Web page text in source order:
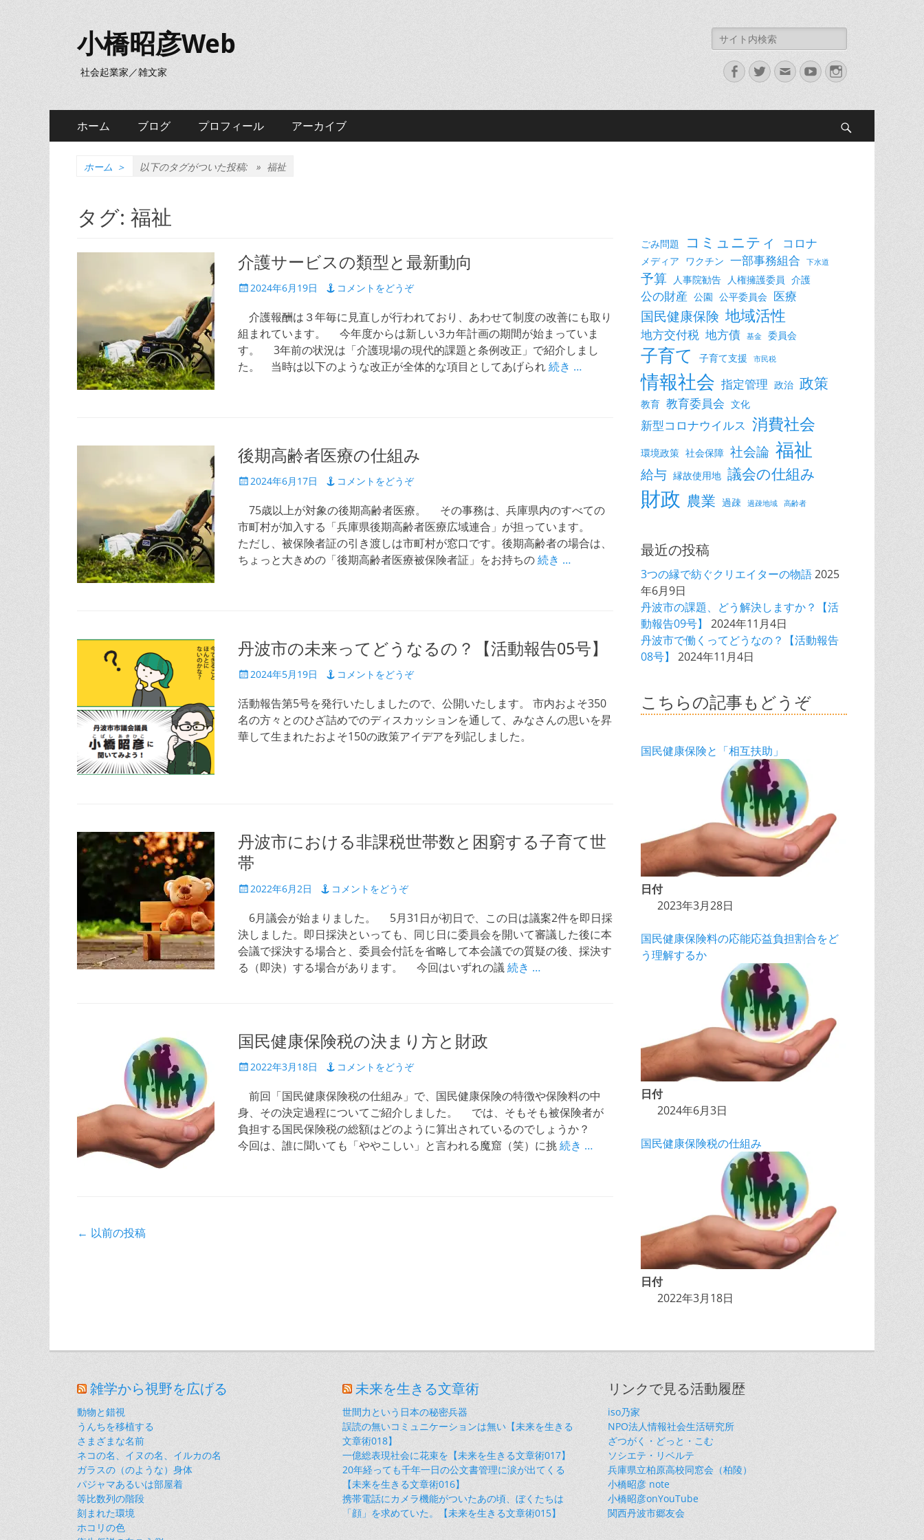
小橋昭彦Web
社会起業家／雑文家
検
索:
Facebook
Twitter
メ
ー
YouTubeInstagram
メ
イ
ニ
ホーム ブログ プロフィール アーカイブ
ホーム ＞ 以下のタグがついた投稿: » 福祉
タグ: 福祉
介護サービスの類型と最新動向
投 2024年6月19日 コメントをどうぞ
介護報酬は３年毎に見直しが行われており、あわせて制度の改善にも取り
組まれています。 今年度からは新しい3カ年計画の期間が始まっていま
す。 3年前の状況は「介護現場の現代的課題と条例改正」で紹介しまし
た。 当時は以下のような改正が全体的な項目としてあげられ続き …
後期高齢者医療の仕組み
投 2024年6月17日 コメントをどうぞ
75歳以上が対象の後期高齢者医療。 その事務は、兵庫県内のすべての
市町村が加入する「兵庫県後期高齢者医療広域連合」が担っています。
ただし、被保険者証の引き渡しは市町村が窓口です。後期高齢者の場合は、
ちょっと大きめの「後期高齢者医療被保険者証」をお持ちの続き …
丹波市の未来ってどうなるの？【活動報告05号】
投
日
2024年5月19日 コメントをどうぞ
活動報告第5号を発行いたしましたので、公開いたします。 市内およそ350
名の方々とのひざ詰めでのディスカッションを通して、みなさんの思いを昇
華して生まれたおよそ150の政策アイデアを列記しました。
丹波市における非課税世帯数と困窮する子育て世
帯
投 2022年6月2日 コメントをどうぞ
6月議会が始まりました。 5月31日が初日で、この日は議案2件を即日採
決しました。即日採決といっても、同じ日に委員会を開いて審議した後に本
会議で採決する場合と、委員会付託を省略して本会議での質疑の後、採決す
る（即決）する場合があります。 今回はいずれの議続き …
国民健康保険税の決まり方と財政
投 2022年3月18日 コメントをどうぞ
前回「国民健康保険税の仕組み」で、国民健康保険の特徴や保険料の中
身、その決定過程についてご紹介しました。 では、そもそも被保険者が
負担する国民保険税の総額はどのように算出されているのでしょうか？
今回は、誰に聞いても「ややこしい」と言われる魔窟（笑）に挑続き …
投
ョ
ン
← 以前の投稿
ごみ問題 コミュニティ コロナ
メディア ワクチン 一部事務組合 下水道
予算 人事院勧告 人権擁護委員 介護
公の財産 公園 公平委員会 医療
国民健康保険 地域活性
地方交付税 地方債 基金 委員会
子育て 子育て支援 市民税
情報社会 指定管理 政治 政策
教育 教育委員会 文化
新型コロナウイルス 消費社会
環境政策 社会保障 社会論 福祉
給与 縁故使用地 議会の仕組み
財政 農業 過疎 過疎地域 高齢者
最近の投稿
3つの縁で紡ぐクリエイターの物語2025
年6月9日
丹波市の課題、どう解決しますか？【活
動報告09号】
2024年11月4日
丹波市で働くってどうなの？【活動報告
08号】
2024年11月4日
こちらの記事もどうぞ
国民健康保険と「相互扶助」
日付
2023年3月28日
国民健康保険料の応能応益負担割合をど
う理解するか
日付
2024年6月3日
国民健康保険税の仕組み
日付
2022年3月18日
雑学から視野を広げる
動物と錯視
うんちを移植する
さまざまな名前
ネコの名、イヌの名、イルカの名
ガラスの（のような）身体
パジャマあるいは部屋着
等比数列の階段
刻まれた環境
ホコリの色
未来を生きる文章術
世間力という日本の秘密兵器
誤読の無いコミュニケーションは無い【未来を生きる
文章術018】
一億総表現社会に花束を【未来を生きる文章術017】
20年経っても千年一日の公文書管理に涙が出てくる
【未来を生きる文章術016】
携帯電話にカメラ機能がついたあの頃、ぼくたちは
「顔」を求めていた。【未来を生きる文章術015】
リンクで見る活動履歴
iso乃家
NPO法人情報社会生活研究所
ざつがく・どっと・こむ
ソシエテ・リベルテ
兵庫県立柏原高校同窓会（柏陵）
小橋昭彦 note
小橋昭彦onYouTube
関西丹波市郷友会